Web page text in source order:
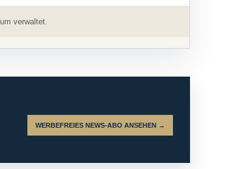
verwaltet.
WERBEFREIES NEWS-ABO ANSEHEN →